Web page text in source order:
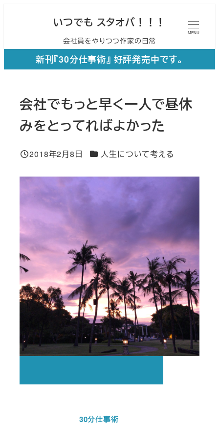
ン
いつでも スタオバ！！！
会社員をやりつつ作家の日常
MENU
新刊『30分仕事術』 好評発売中です。
会社でもっと早く一人で昼休
みをとってればよかった
投稿日
2018年2月8日 カテゴリー
人生について考える
30分仕事術